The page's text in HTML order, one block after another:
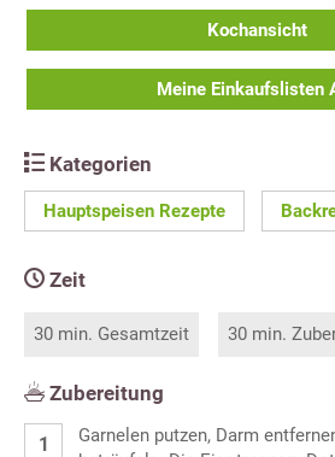
Kochansicht
Meine Einkaufslisten
Kategorien
Hauptspeisen Rezepte
Zeit
30 min. Gesamtzeit 30 min.
Zubereitung
Garnelen putzen, Darm